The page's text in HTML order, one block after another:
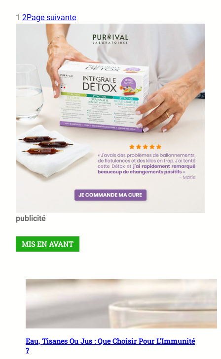
1 2Page suivante
publicité
MIS EN AVANT
Eau, Tisanes Ou Jus : Que Choisir Pour L’Immunité
?